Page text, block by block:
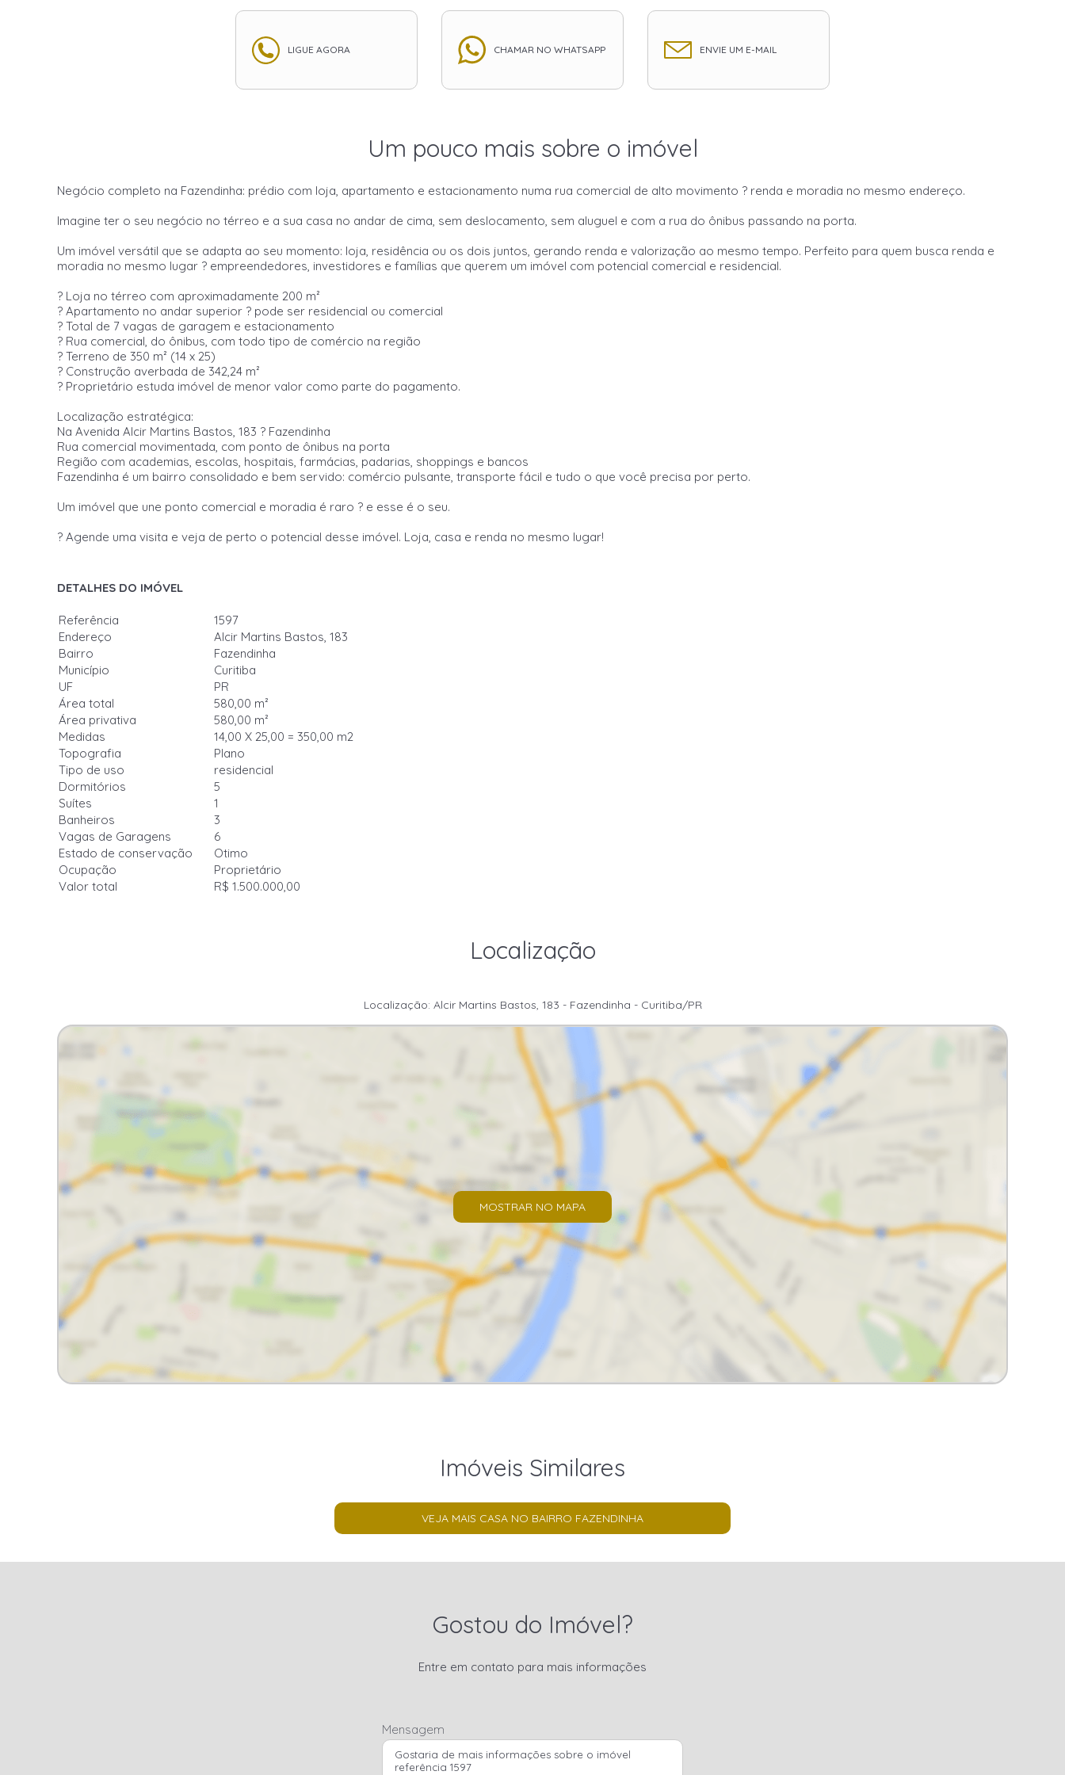
LIGUE AGORA CHAMAR NO WHATSAPP ENVIE UM E-MAIL
Um pouco mais sobre o imóvel
Negócio completo na Fazendinha: prédio com loja, apartamento e estacionamento numa rua comercial de alto movimento ? renda e moradia no mesmo endereço.
Imagine ter o seu negócio no térreo e a sua casa no andar de cima, sem deslocamento, sem aluguel e com a rua do ônibus passando na porta.
Um imóvel versátil que se adapta ao seu momento: loja, residência ou os dois juntos, gerando renda e valorização ao mesmo tempo. Perfeito para quem busca renda e
moradia no mesmo lugar ? empreendedores, investidores e famílias que querem um imóvel com potencial comercial e residencial.
? Loja no térreo com aproximadamente 200 m²
? Apartamento no andar superior ? pode ser residencial ou comercial
? Total de 7 vagas de garagem e estacionamento
? Rua comercial, do ônibus, com todo tipo de comércio na região
? Terreno de 350 m² (14 x 25)
? Construção averbada de 342,24 m²
? Proprietário estuda imóvel de menor valor como parte do pagamento.
Localização estratégica:
Na Avenida Alcir Martins Bastos, 183 ? Fazendinha
Rua comercial movimentada, com ponto de ônibus na porta
Região com academias, escolas, hospitais, farmácias, padarias, shoppings e bancos
Fazendinha é um bairro consolidado e bem servido: comércio pulsante, transporte fácil e tudo o que você precisa por perto.
Um imóvel que une ponto comercial e moradia é raro ? e esse é o seu.
? Agende uma visita e veja de perto o potencial desse imóvel. Loja, casa e renda no mesmo lugar!
DETALHES DO IMÓVEL
Referência
1597
Endereço
Alcir Martins Bastos, 183
Bairro
Fazendinha
Município
Curitiba
UF
PR
Área total
580,00 m²
Área privativa
580,00 m²
Medidas
14,00 X 25,00 = 350,00 m2
Topografia
Plano
Tipo de uso
residencial
Dormitórios
5
Suítes
1
Banheiros
3
Vagas de Garagens
6
Estado de conservação
Otimo
Ocupação
Proprietário
Valor total
R$ 1.500.000,00
Localização
Localização: Alcir Martins Bastos, 183 - Fazendinha - Curitiba/PR
MOSTRAR NO MAPA
Imóveis Similares
VEJA MAIS CASA NO BAIRRO FAZENDINHA
Gostou do Imóvel?
Entre em contato para mais informações
Mensagem